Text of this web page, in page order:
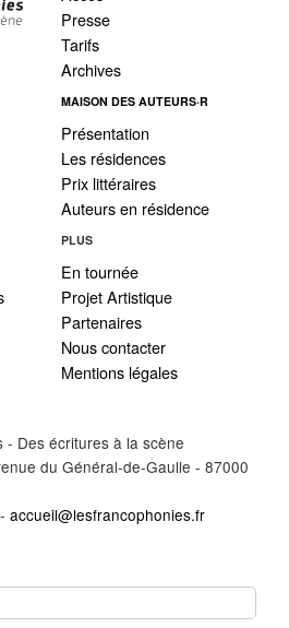
Presse
Tarifs
Archives
MAISON DES AUTEURS·R
Présentation
Les résidences
Prix littéraires
Auteurs en résidence
PLUS
En tournée
Projet Artistique
Partenaires
Nous contacter
Mentions légales
Des écritures à la scène
du Général-de-Gaulle - 87000
accueil@lesfrancophonies.fr